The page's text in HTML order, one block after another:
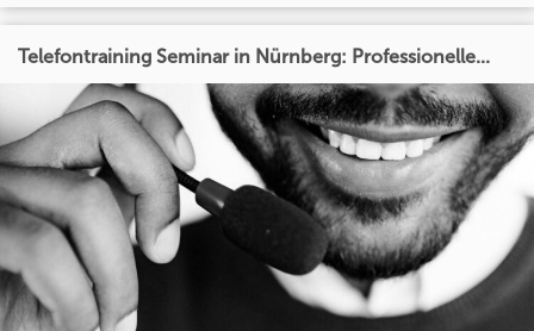
Telefontraining Seminar in Nürnberg: Professionelle...